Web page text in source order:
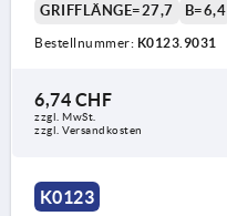
GRIFFLÄNGE=27,7
B=6,4
Bestellnummer: K0123.9031
6,74 CHF
zzgl. MwSt.
zzgl. Versandkosten
K0123